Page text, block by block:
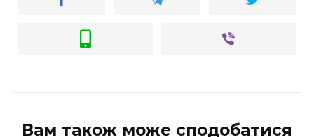
Вам також може сподобатися